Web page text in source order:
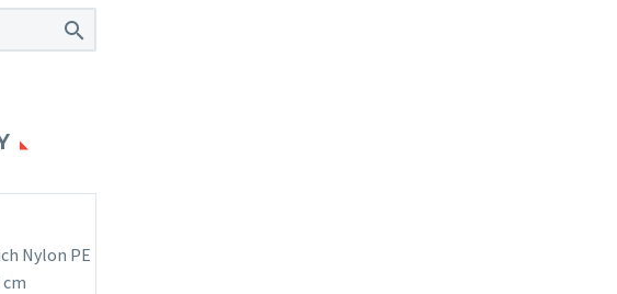

Nylon PE
cm